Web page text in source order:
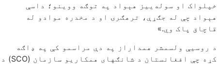
خپلواک او سوله‌ییز هېواد په توګه ووینو؛ داسې
هېواد چې له جګړې، ترهګرۍ او د مخدره موادو له
قاچاق پاک وي.»
د روسیې ولسمشر همداراز په دې مراسمو کې په ډاګه
کړه چې افغانستان د شانګهای همکاریو سازمان (SCO) د